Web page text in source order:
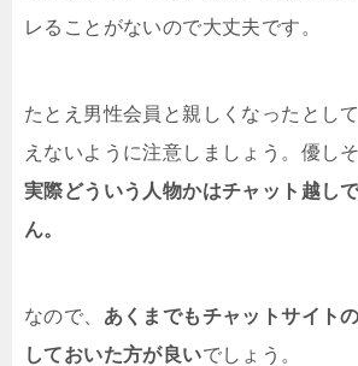
レることがないので大丈夫です。
たとえ男性会員と親しくなったとし
えないように注意しましょう。優し
実際どういう人物かはチャット越し
ん。
なので、 あくまでもチャットサイト
しておいた方が良いでしょう。